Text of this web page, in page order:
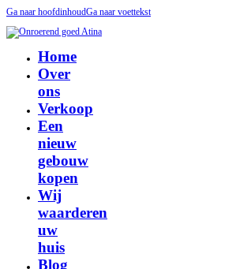
Ga naar hoofdinhoudGa naar voettekst
Home
Over
ons
Verkoop
Een
nieuw
gebouw
kopen
Wij
waarderen
uw
huis
Blog